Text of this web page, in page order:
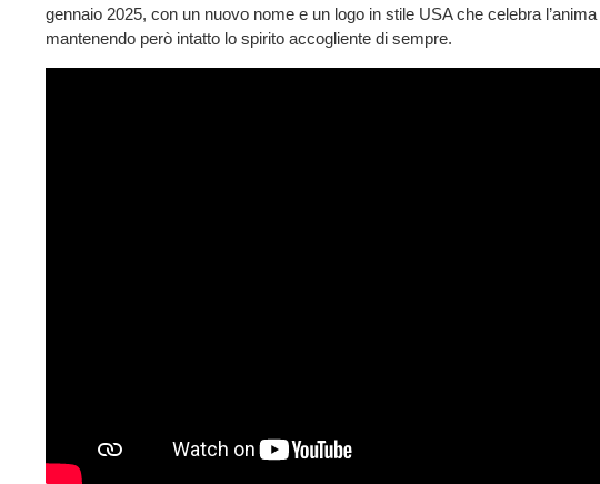
gennaio 2025, con un nuovo nome e un logo in stile USA che celebra
mantenendo però intatto lo spirito accogliente di sempre.